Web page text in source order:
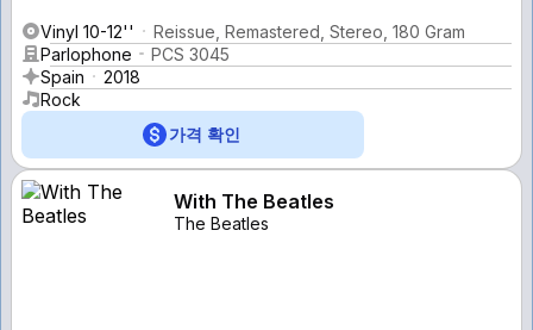
Vinyl 10-12''
Reissue, Remastered, Stereo, 180 Gram
Parlophone
PCS 3045
Spain
2018
Rock
가격 확인
With The Beatles
The Beatles